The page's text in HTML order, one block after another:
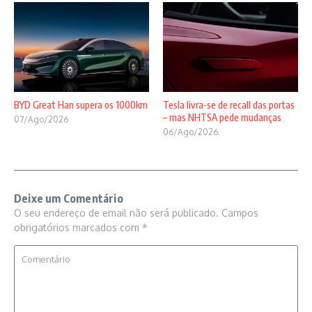
BYD Great Han supera os 1000km
07/Ago/2026
Tesla livra-se de recall das portas
– mas NHTSA pede mudanças
06/Ago/2026
Deixe um Comentário
O seu endereço de email não será publicado. Campos
obrigatórios marcados com *